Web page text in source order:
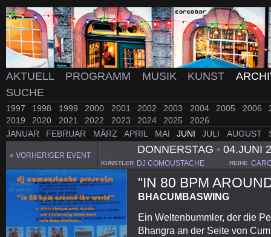
AKTUELL PROGRAMM MUSIK KUNST
SUCHE
1997 1998 1999 2000 2001 2002 2003 2004 2005 2006
2019
2020 2021 2022 2023 2024 2025
2026
JANUAR
FEBRUAR MÄRZ APRIL MAI JUNI JULI AUGUST
« VORHERIGER EVENT
DONNERSTAG •04.JUNI
KÜNSTLER DJ COMOUSTACHE REIHE
"IN 80 BPM
BHACUMBASWING
Ein Weltenbummler, der die
Bhangra an der Seite von